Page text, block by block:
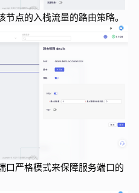
点的入栈流量的路由策略。
口严格模式来保障服务端口的